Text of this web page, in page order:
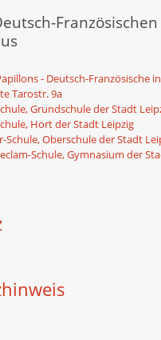
Französischen
- Deutsch-Französische
Tarostr. 9a
Grundschule der Stadt
Hort der Stadt Leipzig
Schule, Oberschule der Stadt
Schule, Gymnasium der